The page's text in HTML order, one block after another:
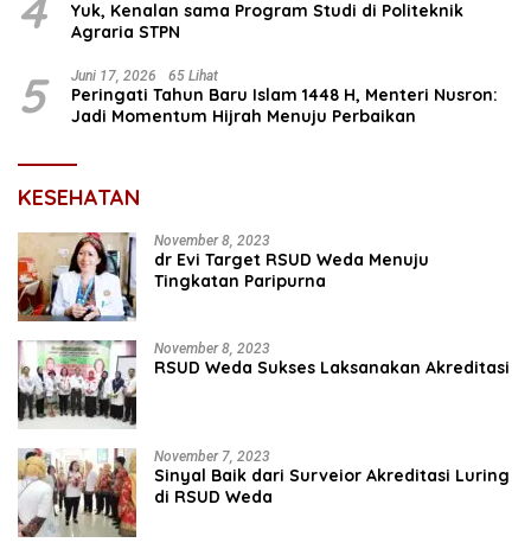
Yuk, Kenalan sama Program Studi di Politeknik
Agraria STPN
5 Juni 17, 2026 65 Lihat
Peringati Tahun Baru Islam 1448 H, Menteri Nusron:
Jadi Momentum Hijrah Menuju Perbaikan
KESEHATAN
November 8, 2023
dr Evi Target RSUD Weda Menuju
Tingkatan Paripurna
November 8, 2023
RSUD Weda Sukses Laksanakan Akreditasi
November 7, 2023
Sinyal Baik dari Surveior Akreditasi Luring
di RSUD Weda